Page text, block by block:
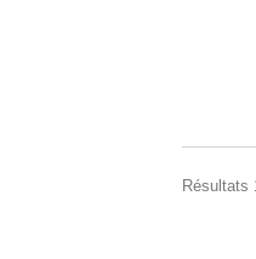
Résultats